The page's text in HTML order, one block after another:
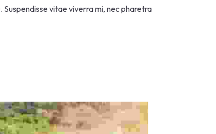
Suspendisse vitae viverra mi, nec pharetra